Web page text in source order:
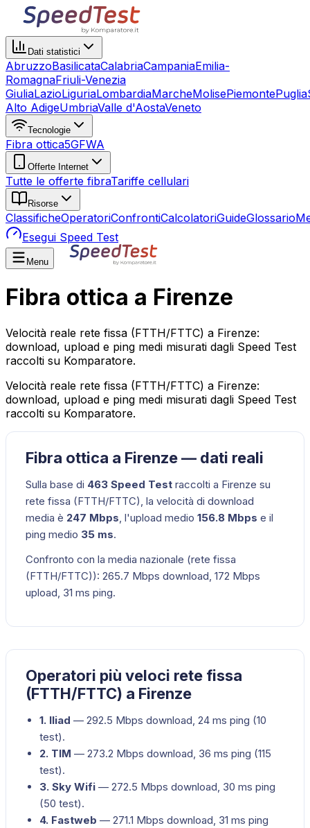
Dati statistici
AbruzzoBasilicataCalabriaCampaniaEmilia-
RomagnaFriuli-Venezia
GiuliaLazioLiguriaLombardiaMarcheMolisePiemontePuglia
Alto AdigeUmbriaValle d'AostaVeneto
Tecnologie
Fibra ottica5GFWA
Offerte Internet
Tutte le offerte fibraTariffe cellulari
Risorse
ClassificheOperatoriConfrontiCalcolatoriGuideGlossario
Esegui Speed Test
Menu
Fibra ottica a Firenze
Velocità reale rete fissa (FTTH/FTTC) a Firenze:
download, upload e ping medi misurati dagli Speed Test
raccolti su Komparatore.
Velocità reale rete fissa (FTTH/FTTC) a Firenze:
download, upload e ping medi misurati dagli Speed Test
raccolti su Komparatore.
Fibra ottica a Firenze — dati reali
Sulla base di 463 Speed Test raccolti a Firenze su
rete fissa (FTTH/FTTC), la velocità di download
media è 247 Mbps, l'upload medio 156.8 Mbps e il
ping medio 35 ms.
Confronto con la media nazionale (rete fissa
(FTTH/FTTC)): 265.7 Mbps download, 172 Mbps
upload, 31 ms ping.
Operatori più veloci rete fissa
(FTTH/FTTC) a Firenze
1. Iliad — 292.5 Mbps download, 24 ms ping (10
test).
2. TIM — 273.2 Mbps download, 36 ms ping (115
test).
3. Sky Wifi — 272.5 Mbps download, 30 ms ping
(50 test).
4. Fastweb — 271.1 Mbps download, 31 ms ping